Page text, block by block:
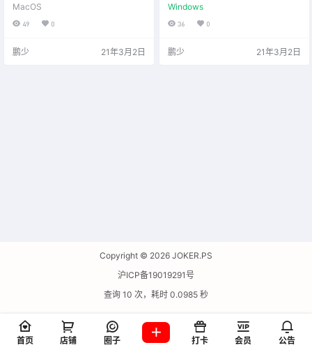
用，可以帮助专业设计人员在每一
版面、页面、杂志、书籍和数字出
MacOS
49 0
鹏少 21年3月2日
用，可以帮助专业设计人员在每一
版面、页面、杂志、书籍和数字出
Windows
36 0
鹏少 21年3月2日
Copyright © 2026 JOKER.PS
沪ICP备19019291号
查询 10 次，耗时 0.0985 秒
首页 店铺 圈子 打卡 会员 公告